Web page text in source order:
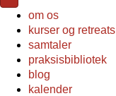
om os
kurser og retreats
samtaler
praksisbibliotek
blog
kalender